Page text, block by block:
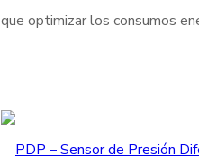
que optimizar los consumos